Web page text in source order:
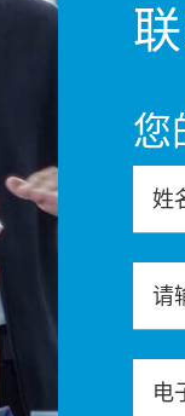
您
姓
请
电